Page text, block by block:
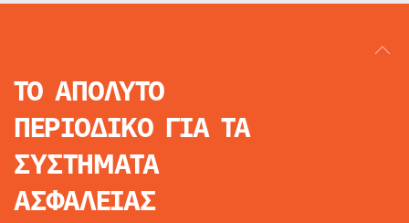
ΤΟ ΑΠΟΛΥΤΟ
ΠΕΡΙΟΔΙΚΟ ΓΙΑ ΤΑ
ΣΥΣΤΗΜΑΤΑ
ΑΣΦΑΛΕΙΑΣ